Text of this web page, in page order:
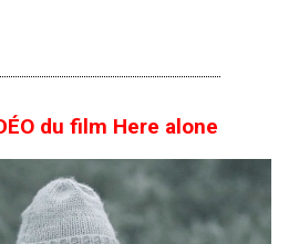
du film Here alone